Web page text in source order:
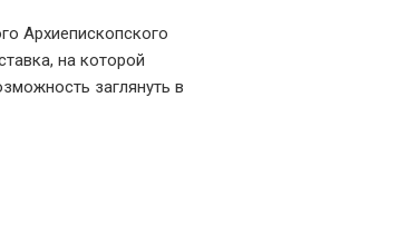
Архиепископского
на которой
заглянуть в